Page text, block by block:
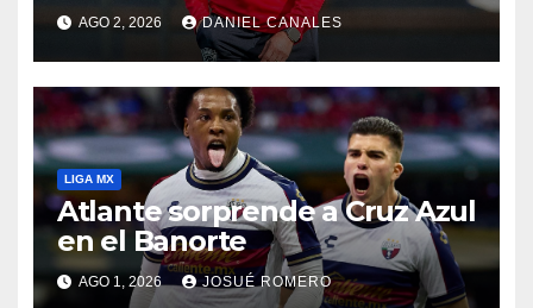
AGO 2, 2026 DANIEL CANALES
LIGA MX
Atlante sorprende a Cruz Azul
en el Banorte
AGO 1, 2026 JOSUÉ ROMERO